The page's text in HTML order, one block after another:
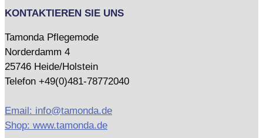
KONTAKTIEREN SIE UNS
Tamonda Pflegemode
Norderdamm 4
25746 Heide/Holstein
Telefon +49(0)481-78772040
Email: info@tamonda.de
Shop: www.tamonda.de